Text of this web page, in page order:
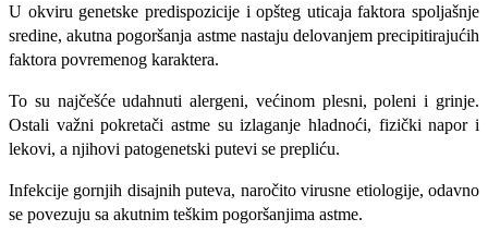
U okviru genetske predispozicije i opšteg uticaja faktora spoljašnje
sredine, akut­na pogoršanja astme nastaju delovanjem precipitirajućih
faktora povremenog karak­tera.
To su najčešće udahnuti alergeni, ve­ćinom plesni, poleni i grinje.
Ostali važni pokretači astme su izlaganje hladnoći, fizič­ki napor i
lekovi, a njihovi patogenetski putevi se prepliću.
Infekcije gornjih disajnih puteva, naro­čito virusne etiologije, odavno
se povezuju sa akutnim teškim pogoršanjima astme.